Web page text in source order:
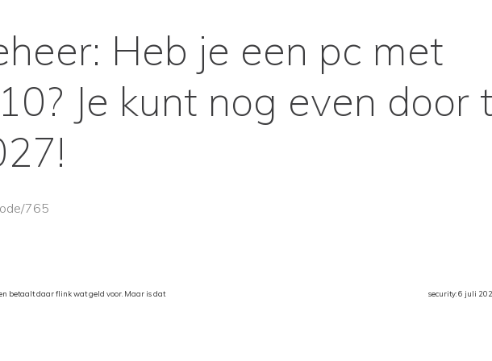
Heb je een pc met
Je kunt nog even door
765
betaalt daar flink wat geld voor. Maar is dat
security: 6 juli